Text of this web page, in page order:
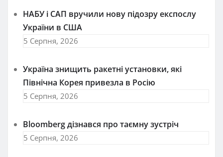
НАБУ і САП вручили нову підозру експослу
України в США
5 Серпня, 2026
Україна знищить ракетні установки, які
Північна Корея привезла в Росію
5 Серпня, 2026
Bloomberg дізнався про таємну зустріч
5 Серпня, 2026